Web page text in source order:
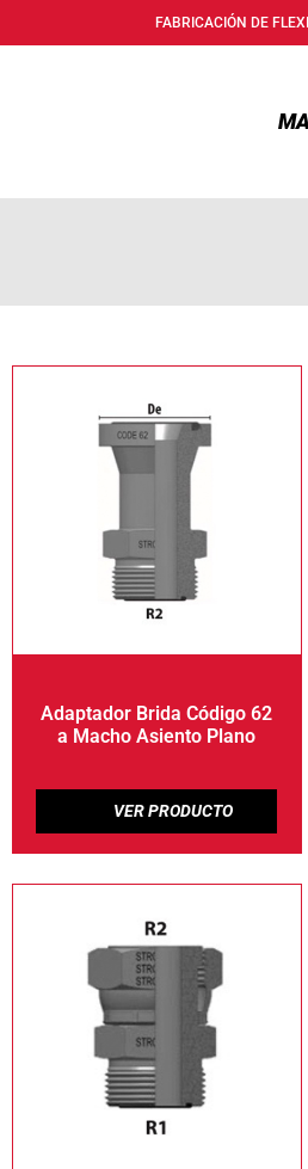
FABRICACIÓN DE
Adaptador Brida Código 62
a Macho Asiento Plano